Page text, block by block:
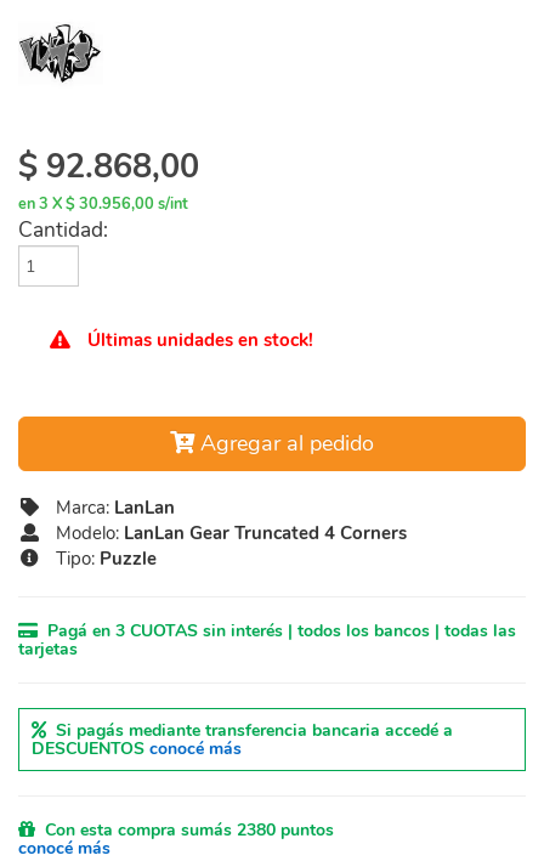
$ 92.868,00
en 3 X $ 30.956,00 s/int
Cantidad:
Últimas unidades en stock!
Agregar al pedido
Marca: LanLan
Modelo: LanLan Gear Truncated 4 Corners
Tipo: Puzzle
Pagá en 3 CUOTAS sin interés | todos los bancos | todas las
tarjetas
Si pagás mediante transferencia bancaria accedé a
DESCUENTOS conocé más
Con esta compra sumás 2380 puntos
conocé más